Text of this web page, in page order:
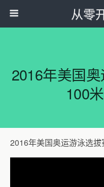
从零
2016年美国
100
2016年美国奥运游泳选